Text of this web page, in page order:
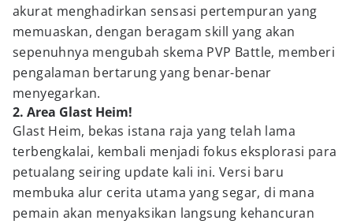
akurat menghadirkan sensasi pertempuran yang
memuaskan, dengan beragam skill yang akan
sepenuhnya mengubah skema PVP Battle, memberi
pengalaman bertarung yang benar-benar
menyegarkan.
2. Area Glast Heim!
Glast Heim, bekas istana raja yang telah lama
terbengkalai, kembali menjadi fokus eksplorasi para
petualang seiring update kali ini. Versi baru
membuka alur cerita utama yang segar, di mana
pemain akan menyaksikan langsung kehancuran